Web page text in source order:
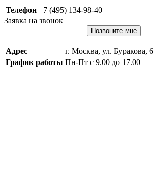
Телефон +7 (495) 134-98-40
Заявка на звонок
Позвоните мне
Адрес
г. Москва, ул. Буракова, 6
График работы Пн-Пт с 9.00 до 17.00